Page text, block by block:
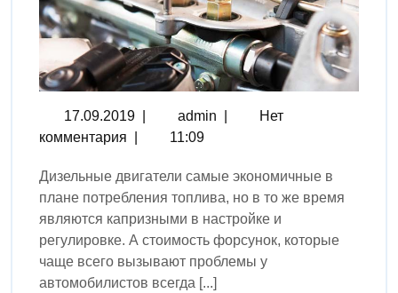
17.09.2019 admin
Нет
комментария
11:09
Дизельные двигатели самые экономичные в
плане потребления топлива, но в то же время
являются капризными в настройке и
регулировке. А стоимость форсунок, которые
чаще всего вызывают проблемы у
автомобилистов всегда [...]